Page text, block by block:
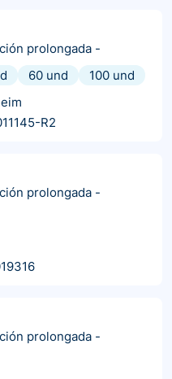
prolongada -
60 und
100 und
R2
prolongada -
prolongada -